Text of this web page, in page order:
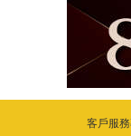
客戶服務